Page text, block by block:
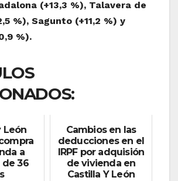
(+13,3 %), Talavera de
%), Sagunto (+11,2 %) y
%).
León
a
36
Cambios en las
deducciones en el
IRPF por adquisión
de vivienda en
Castilla Y León